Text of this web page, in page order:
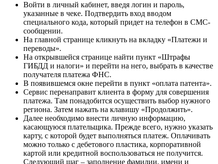
Войти в личный кабинет, введя логин и пароль,
указанные в чеке. Подтвердить вход вводом
специального кода, который придет на телефон в СМС-
сообщении.
На главной странице кликнуть на вкладку «Платежи и
переводы».
На открывшейся странице найти пункт «Штрафы
ГИБДД и налоги» и перейти на него, выбрать в качестве
получателя платежа ФНС.
В появившемся окне перейти в пункт «оплата патента».
Сервис перенаправит клиента в форму для совершения
платежа. Там понадобится осуществить выбор нужного
региона. Затем нажать на клавишу «Продолжить».
Далее необходимо внести личную информацию,
касающуюся плательщика. Прежде всего, нужно указать
карту, с которой будет выполняться платеж. Оплачивать
можно только с дебетового пластика, корпоративной
картой или кредитной воспользоваться не получится.
Следующий шаг – заполнение фамилии, имени и